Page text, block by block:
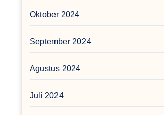
Oktober 2024
September 2024
Agustus 2024
Juli 2024